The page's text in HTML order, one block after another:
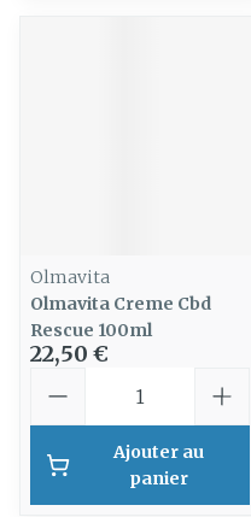
Olmavita
Olmavita Creme Cbd
Rescue 100ml
22,50 €
Ajouter au
panier